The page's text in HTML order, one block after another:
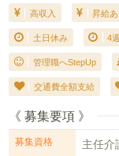
高収入 昇給あ
土日休み 4
管理職へStepUp
交通費全額支給
《 募集要項 》
募集資格 主任介